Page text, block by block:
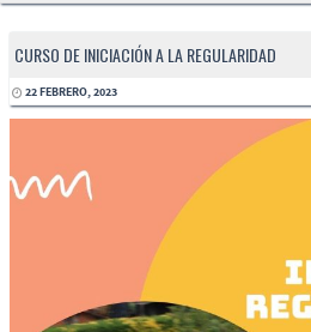
CURSO DE INICIACIÓN A LA REGULARIDAD
22 FEBRERO, 2023